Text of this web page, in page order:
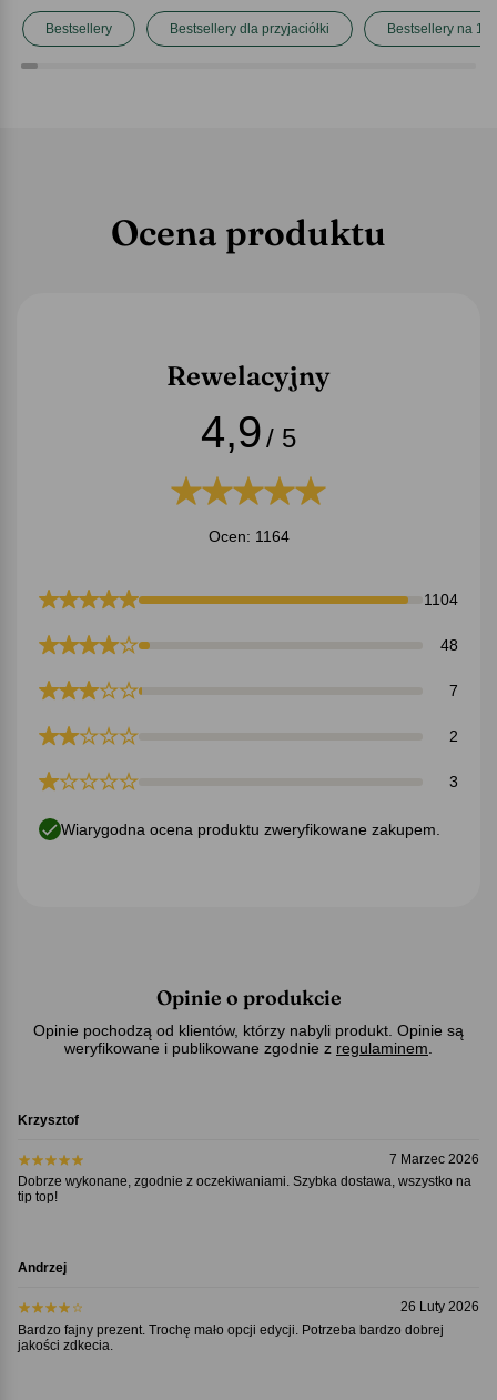
Bestsellery Bestsellery dla przyjaciółki Bestsellery na 18
Ocena produktu
Rewelacyjny
4,9/ 5
Ocen: 1164
1104
48
7
2
3
Wiarygodna ocena produktu zweryfikowane zakupem.
Opinie o produkcie
Opinie pochodzą od klientów, którzy nabyli produkt. Opinie są
weryfikowane i publikowane zgodnie z regulaminem.
Krzysztof
7 Marzec 2026
Dobrze wykonane, zgodnie z oczekiwaniami. Szybka dostawa, wszystko na
tip top!
Andrzej
26 Luty 2026
Bardzo fajny prezent. Trochę mało opcji edycji. Potrzeba bardzo dobrej
jakości zdkecia.